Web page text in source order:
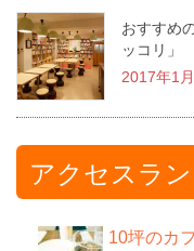
おすすめ
ッコリ」
2017年1
アクセスラ
10坪のカ